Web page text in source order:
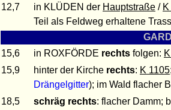
12,7
in KLÜDEN der Hauptstraße /
Teil als Feldweg erhaltene
15,6
in ROXFÖRDE rechts folgen:
15,9
hinter der Kirche rechts: K 1105
Drängelgitter); im Wald flacher
18,5
schräg rechts: flacher Damm;